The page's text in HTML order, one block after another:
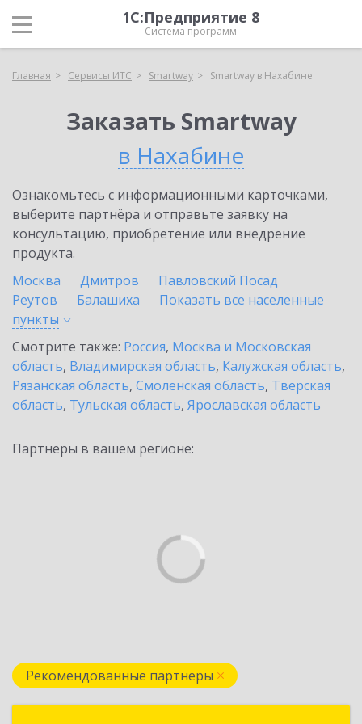
1С:Предприятие 8
Система программ
Главная Сервисы ИТС Smartway Smartway в Нахабине
Заказать Smartway
в Нахабине
Ознакомьтесь с информационными карточками,
выберите партнёра и отправьте заявку на
консультацию, приобретение или внедрение
продукта.
Москва
Дмитров
Павловский Посад
Реутов
Балашиха
Показать все населенные
пункты
Смотрите также: Россия, Москва и Московская
область, Владимирская область, Калужская область,
Рязанская область, Смоленская область, Тверская
область, Тульская область, Ярославская область
Партнеры в вашем регионе:
Рекомендованные партнеры